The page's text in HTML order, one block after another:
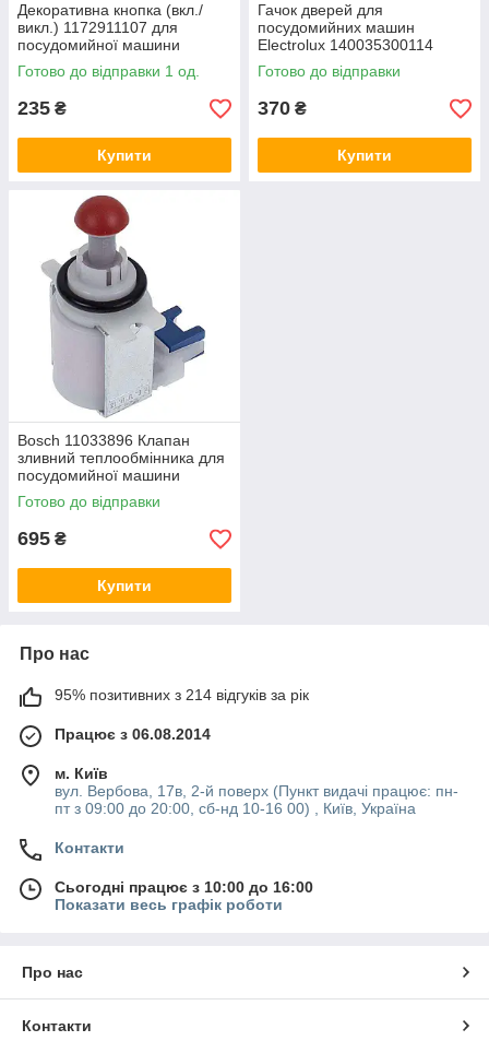
Декоративна кнопка (вкл./
викл.) 1172911107 для
посудомийної машини
Electrolux
Готово до відправки 1 од.
235 ₴
Купити
Гачок дверей для
посудомийних машин
Electrolux 140035300114
Готово до відправки
370 ₴
Купити
Bosch 11033896 Клапан
зливний теплообмінника для
посудомийної машини
Готово до відправки
695 ₴
Купити
Про нас
95% позитивних з 214 відгуків за рік
Працює з 06.08.2014
м. Київ
вул. Вербова, 17в, 2-й поверх (Пункт видачі працює: пн-
пт з 09:00 до 20:00, сб-нд 10-16 00) , Київ, Україна
Контакти
Сьогодні працює з 10:00 до 16:00
Показати весь графік роботи
Про нас
Контакти